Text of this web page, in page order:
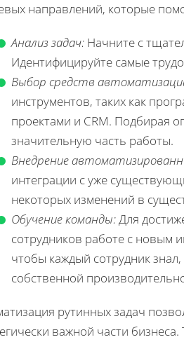
направлений, которые
Анализ задач: Начните с
Идентифицируйте самые
Выбор средств
инструментов, таких как
проектами и CRM. Подбирая
значительную часть работы.
Внедрение
интеграции с уже
некоторых изменений в
Обучение команды:Для
сотрудников работе с новым
чтобы каждый сотрудник
собственной
рутинных задач
важной части